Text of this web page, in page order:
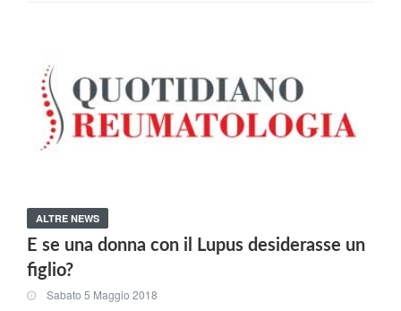
ALTRE NEWS
E se una donna con il Lupus desiderasse un
figlio?
Sabato 5 Maggio 2018